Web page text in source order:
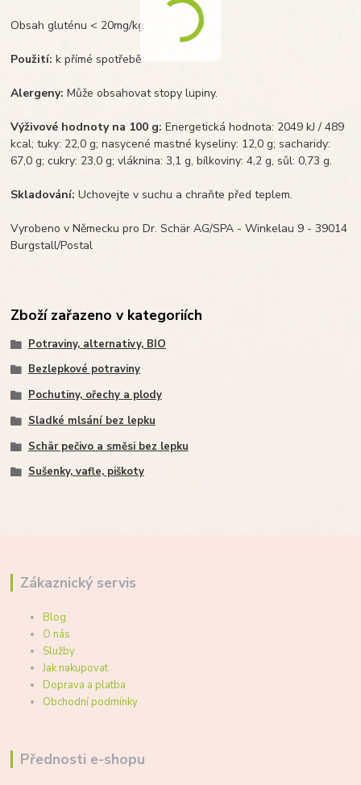
Obsah gluténu < 20mg/kg.
Použití: k přímé spotřebě
Alergeny: Může obsahovat stopy lupiny.
Výživové hodnoty na 100 g: Energetická hodnota: 2049 kJ / 489
kcal; tuky: 22,0 g; nasycené mastné kyseliny: 12,0 g; sacharidy:
67,0 g; cukry: 23,0 g; vláknina: 3,1 g, bílkoviny: 4,2 g, sůl: 0,73 g.
Skladování: Uchovejte v suchu a chraňte před teplem.
Vyrobeno v Německu pro Dr. Schär AG/SPA - Winkelau 9 - 39014
Burgstall/Postal
Zboží zařazeno v kategoriích
Potraviny, alternativy, BIO
Bezlepkové potraviny
Pochutiny, ořechy a plody
Sladké mlsání bez lepku
Schär pečivo a směsi bez lepku
Sušenky, vafle, piškoty
Zákaznický servis
Blog
O nás
Služby
Jak nakupovat
Doprava a platba
Obchodní podmínky
Přednosti e-shopu